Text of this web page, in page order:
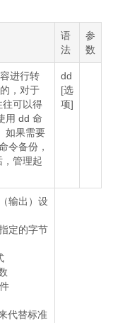
语
法
参
数
进行转
，对于
往可以得
用 dd 命
如果需要
令备份，
管理起
dd
[选
项]
输出）设
定的字节
代替标准